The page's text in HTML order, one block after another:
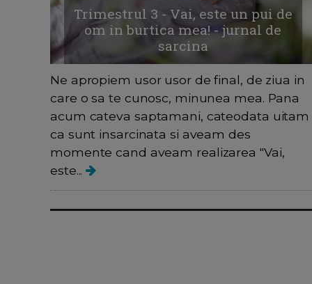
Trimestrul 3 - Vai, este un pui de
om in burtica mea! - jurnal de
sarcina
Ne apropiem usor usor de final, de ziua in
care o sa te cunosc, minunea mea. Pana
acum cateva saptamani, cateodata uitam
ca sunt insarcinata si aveam des
momente cand aveam realizarea "Vai,
este...